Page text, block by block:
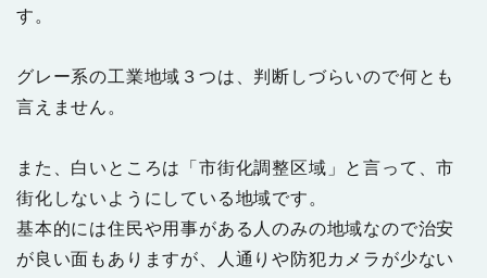
す。
グレー系の工業地域３つは、判断しづらいので何とも
言えません。
また、白いところは「市街化調整区域」と言って、市
街化しないようにしている地域です。
基本的には住民や用事がある人のみの地域なので治安
が良い面もありますが、人通りや防犯カメラが少ない